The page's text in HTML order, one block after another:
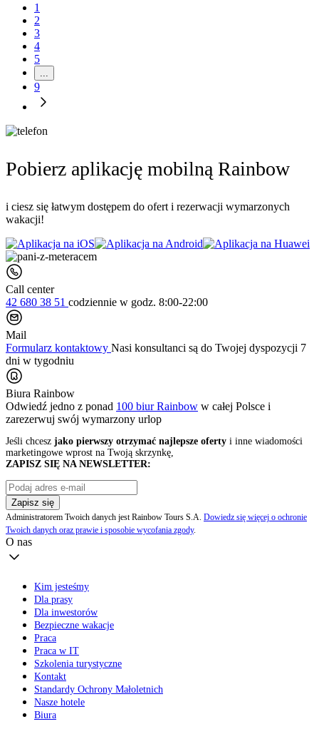
1
2
3
4
5
9
Pobierz aplikację mobilną Rainbow
i ciesz się łatwym dostępem do ofert i rezerwacji wymarzonych
wakacji!
Call center
42 680 38 51 codziennie w godz. 8:00-22:00
Mail
Formularz kontaktowy Nasi konsultanci są do Twojej dyspozycji 7
dni w tygodniu
Biura Rainbow
Odwiedź jedno z ponad 100 biur Rainbow w całej Polsce i
zarezerwuj swój wymarzony urlop
Jeśli chcesz jako pierwszy otrzymać najlepsze oferty i inne wiadomości
marketingowe wprost na Twoją skrzynkę,
ZAPISZ SIĘ NA NEWSLETTER:
Zapisz się
Administratorem Twoich danych jest Rainbow Tours S.A. Dowiedz się więcej o ochronie
Twoich danych oraz prawie i sposobie wycofania zgody.
O nas
Kim jesteśmy
Dla prasy
Dla inwestorów
Bezpieczne wakacje
Praca
Praca w IT
Szkolenia turystyczne
Kontakt
Standardy Ochrony Małoletnich
Nasze hotele
Biura